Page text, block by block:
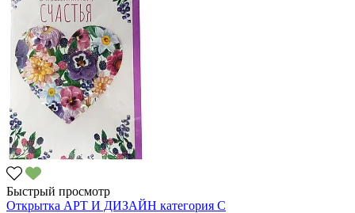
Быстрый просмотр
Открытка АРТ И ДИЗАЙН категория С